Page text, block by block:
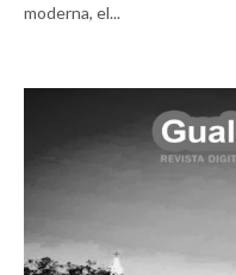
moderna, el...